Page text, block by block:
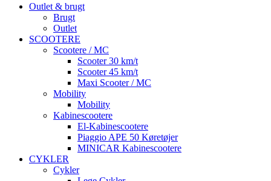
Outlet & brugt
Brugt
Outlet
SCOOTERE
Scootere / MC
Scooter 30 km/t
Scooter 45 km/t
Maxi Scooter / MC
Mobility
Mobility
Kabinescootere
El-Kabinescootere
Piaggio APE 50 Køretøjer
MINICAR Kabinescootere
CYKLER
Cykler